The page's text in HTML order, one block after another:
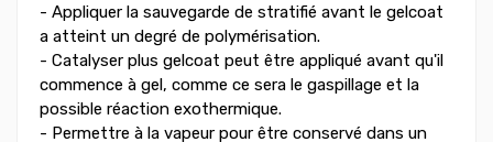
- Appliquer la sauvegarde de stratifié avant le gelcoat
a atteint un degré de polymérisation.
- Catalyser plus gelcoat peut être appliqué avant qu'il
commence à gel, comme ce sera le gaspillage et la
possible réaction exothermique.
- Permettre à la vapeur pour être conservé dans un